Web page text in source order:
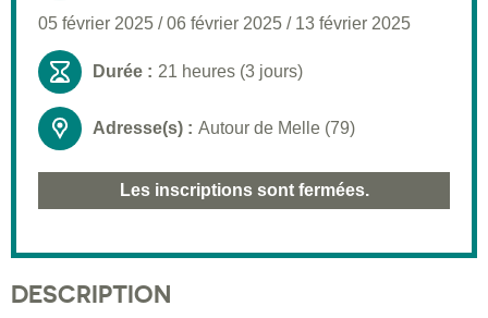
05 février 2025 /06 février 2025 / 13 février 2025
Durée : 21 heures (3 jours)
Adresse(s) : Autour de Melle (79)
Les inscriptions sont fermées.
DESCRIPTION